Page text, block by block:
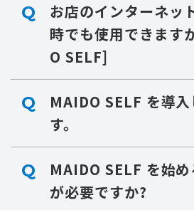
Q
お店のインターネッ
時でも使用できます
O SELF]
Q
MAIDO SELF を導入
す。
Q
MAIDO SELF を始
が必要ですか?